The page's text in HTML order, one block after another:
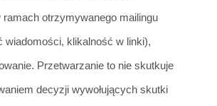
otrzymywanego mailingu
wiadomości, klikalność w linki),
Przetwarzanie to nie skutkuje
decyzji wywołujących skutki